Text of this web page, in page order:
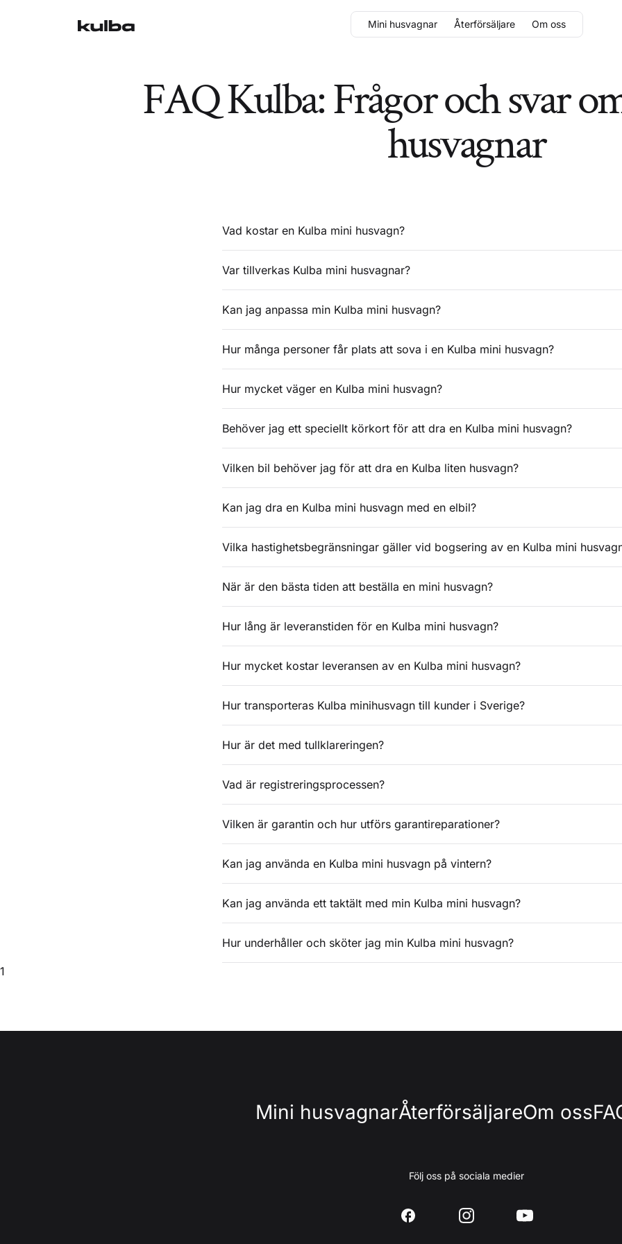
Mini husvagnar Återförsäljare Om oss
FAQ Kulba: Frågor och svar
husvagnar
Vad kostar en Kulba mini husvagn?
Var tillverkas Kulba mini husvagnar?
Kan jag anpassa min Kulba mini husvagn?
Hur många personer får plats att sova i en Kulba mini husvagn?
Hur mycket väger en Kulba mini husvagn?
Behöver jag ett speciellt körkort för att dra en Kulba mini husvagn?
Vilken bil behöver jag för att dra en Kulba liten husvagn?
Kan jag dra en Kulba mini husvagn med en elbil?
Vilka hastighetsbegränsningar gäller vid bogsering av en Kulba mini
När är den bästa tiden att beställa en mini husvagn?
Hur lång är leveranstiden för en Kulba mini husvagn?
Hur mycket kostar leveransen av en Kulba mini husvagn?
Hur transporteras Kulba minihusvagn till kunder i Sverige?
Hur är det med tullklareringen?
Vad är registreringsprocessen?
Vilken är garantin och hur utförs garantireparationer?
Kan jag använda en Kulba mini husvagn på vintern?
Kan jag använda ett taktält med min Kulba mini husvagn?
Hur underhåller och sköter jag min Kulba mini husvagn?
1
Mini husvagnarÅterförsäljareOm oss
Följ oss på sociala medier